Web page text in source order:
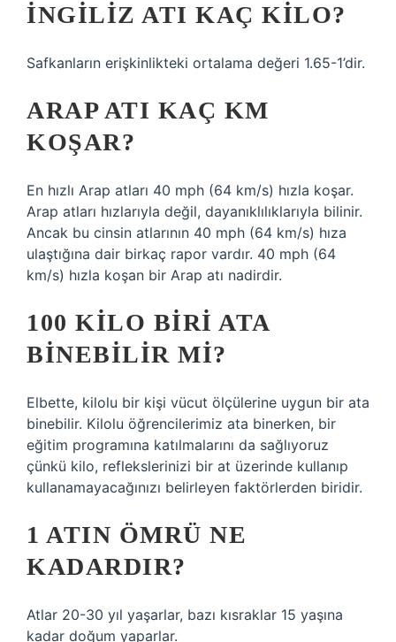
İNGILIZ ATI KAÇ KILO?
Safkanların erişkinlikteki ortalama değeri 1.65-1’dir.
ARAP ATI KAÇ KM
KOŞAR?
En hızlı Arap atları 40 mph (64 km/s) hızla koşar.
Arap atları hızlarıyla değil, dayanıklılıklarıyla bilinir.
Ancak bu cinsin atlarının 40 mph (64 km/s) hıza
ulaştığına dair birkaç rapor vardır. 40 mph (64
km/s) hızla koşan bir Arap atı nadirdir.
100 KILO BIRI ATA
BINEBILIR MI?
Elbette, kilolu bir kişi vücut ölçülerine uygun bir ata
binebilir. Kilolu öğrencilerimiz ata binerken, bir
eğitim programına katılmalarını da sağlıyoruz
çünkü kilo, reflekslerinizi bir at üzerinde kullanıp
kullanamayacağınızı belirleyen faktörlerden biridir.
1 ATIN ÖMRÜ NE
KADARDIR?
Atlar 20-30 yıl yaşarlar, bazı kısraklar 15 yaşına
kadar doğum yaparlar.